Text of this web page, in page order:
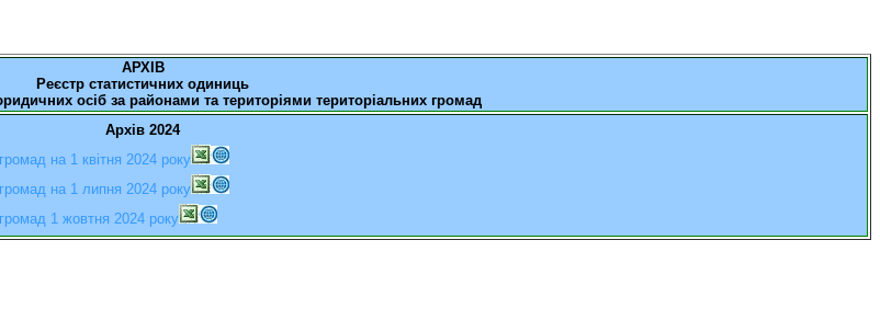
АРХІВ
Реєстр статистичних одиниць
осіб за районами та територіями територіальних громад
Архів 2024
на 1 квітня 2024 року
на 1 липня 2024 року
1 жовтня 2024 року